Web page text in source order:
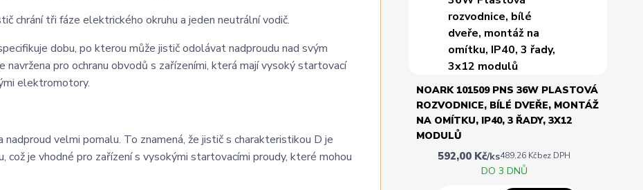
chrání tři fáze elektrického okruhu a jeden neutrální vodič.
dobu, po kterou může jistič odolávat nadproudu nad svým
navržena pro ochranu obvodů s zařízeními, která mají vysoký startovací
elektromotory.
velmi pomalu. To znamená, že jistič s charakteristikou D je
je vhodné pro zařízení s vysokými startovacími proudy, které mohou
NOARK 101509 PNS 36W PLASTOVÁ
ROZVODNICE, BÍLÉ DVEŘE, MONTÁŽ
NA OMÍTKU, IP40, 3 ŘADY, 3X12
MODULŮ
592,00 Kč/ks489,26 Kčbez DPH
DO 3 DNŮ